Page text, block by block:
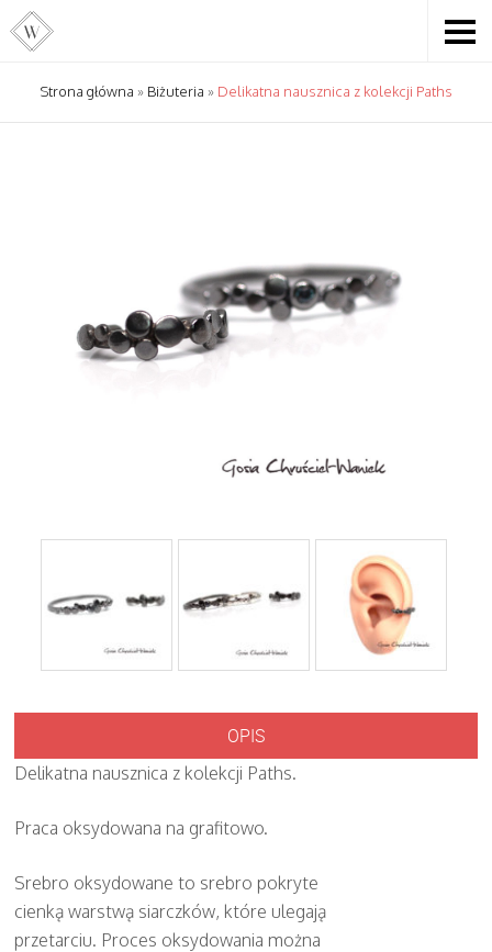
Strona główna » Biżuteria » Delikatna nausznica z kolekcji Paths
OPIS
Delikatna nausznica z kolekcji Paths.
Praca oksydowana na grafitowo.
Srebro oksydowane to srebro pokryte
cienką warstwą siarczków, które ulegają
przetarciu. Proces oksydowania można